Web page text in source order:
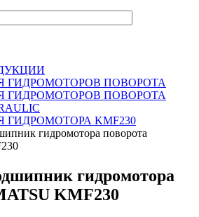
ГИДРОМОТОРОВ ПОВОРОТА
ГИДРОМОТОРОВ ПОВОРОТА
ГИДРОМОТОРА KMF230
гидромотора поворота
гидромотора
KMF230